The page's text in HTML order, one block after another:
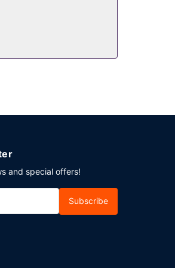
den Zimmerservice
and special offers!
Subscribe